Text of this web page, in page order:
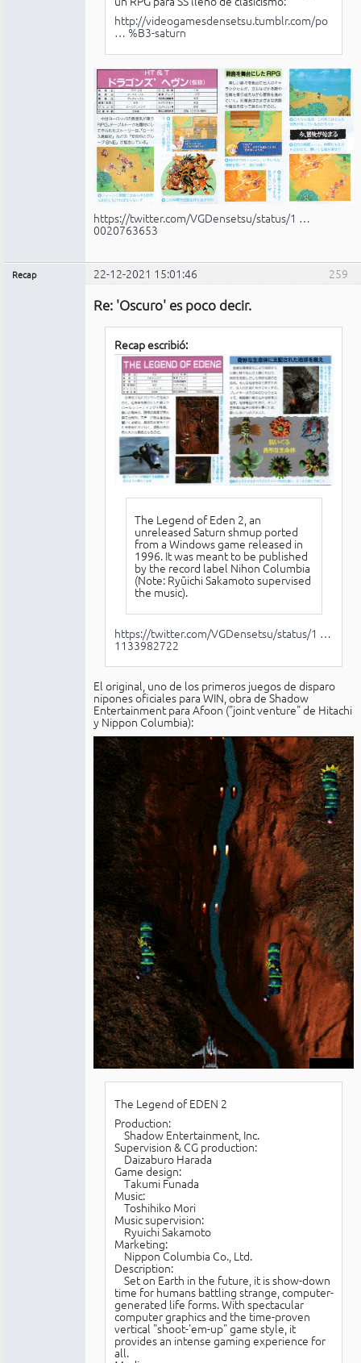
http://videogamesdensetsu.tumblr.com/po
… %B3-saturn
https://twitter.com/VGDensetsu/status/1 …
0020763653
259
Recap 22-12-2021 15:01:46
Re: 'Oscuro' es poco decir.
Recap escribió:
The Legend of Eden 2, an
unreleased Saturn shmup ported
from a Windows game released in
1996. It was meant to be published
by the record label Nihon Columbia
(Note: Ryūichi Sakamoto supervised
the music).
https://twitter.com/VGDensetsu/status/1 …
1133982722
El original, uno de los primeros juegos de disparo
nipones oficiales para WIN, obra de Shadow
Entertainment para Afoon ("joint venture" de Hitachi
y Nippon Columbia):
The Legend of EDEN 2
Production:
Shadow Entertainment, Inc.
Supervision & CG production:
Daizaburo Harada
Game design:
Takumi Funada
Music:
Toshihiko Mori
Music supervision:
Ryuichi Sakamoto
Marketing:
Nippon Columbia Co., Ltd.
Description:
Set on Earth in the future, it is show-down
time for humans battling strange, computer-
generated life forms. With spectacular
computer graphics and the time-proven
vertical "shoot-'em-up" game style, it
provides an intense gaming experience for
all.